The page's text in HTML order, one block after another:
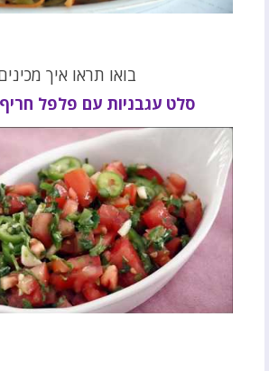
בואו תראו איך
סלט עגבניות עם פלפל